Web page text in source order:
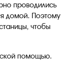
проводились
домой. Поэтому
чтобы
помощью.